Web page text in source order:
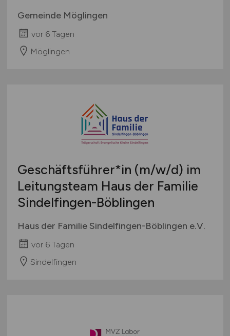
Gemeinde Möglingen
vor 6 Tagen
Möglingen
Geschäftsführer*in (m/w/d) im
Leitungsteam Haus der Familie
Sindelfingen-Böblingen
Haus der Familie Sindelfingen-Böblingen e.V.
vor 6 Tagen
Sindelfingen